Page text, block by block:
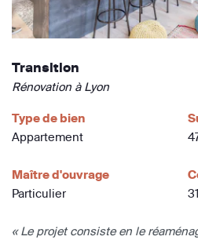
Transition
Rénovation à Lyon
Type de bien
Appartement
Maître d'ouvrage
Particulier
« Le projet consiste en le